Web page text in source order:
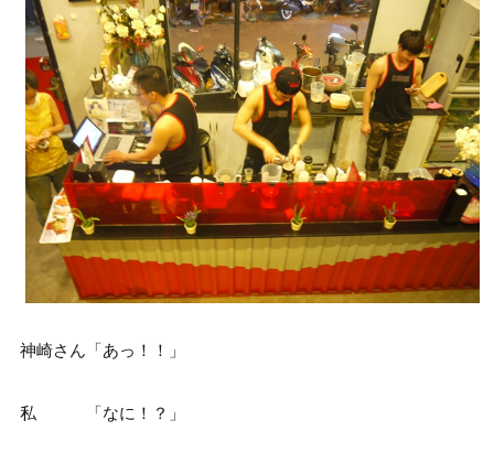
神崎さん「あっ！！」
私 「なに！？」